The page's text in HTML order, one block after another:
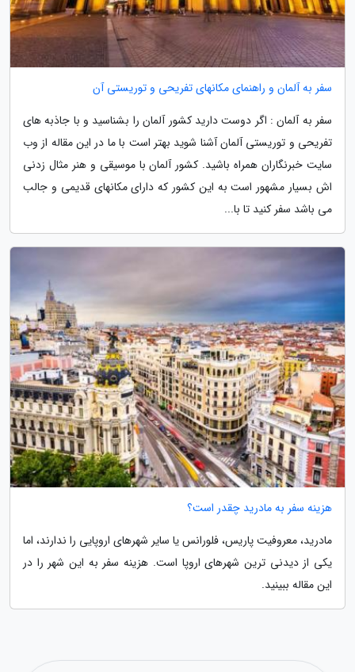
سفر به آلمان و راهنمای مکانهای تفریحی و توریستی آن
سفر به آلمان : اگر دوست دارید کشور آلمان را بشناسید و با جاذبه های
تفریحی و توریستی آلمان آشنا شوید بهتر است با ما در این مقاله از وب
سایت خبرنگاران همراه باشید. کشور آلمان با موسیقی و هنر مثال زدنی
اش بسیار مشهور است به این کشور که دارای مکانهای قدیمی و جالب
می باشد سفر کنید تا با...
هزینه سفر به مادرید چقدر است؟
مادرید، معروفیت پاریس، فلورانس یا سایر شهرهای اروپایی را ندارند، اما
یکی از دیدنی ترین شهرهای اروپا است. هزینه سفر به این شهر را در
این مقاله ببینید.